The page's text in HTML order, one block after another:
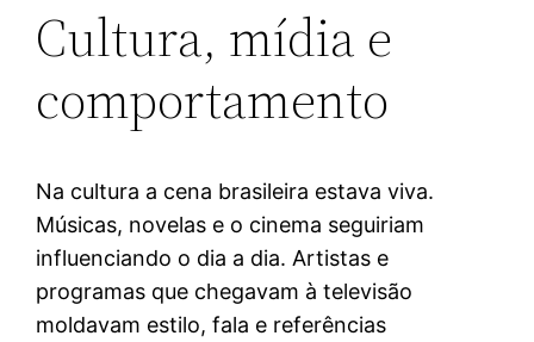
Cultura, mídia e
comportamento
Na cultura a cena brasileira estava viva.
Músicas, novelas e o cinema seguiriam
influenciando o dia a dia. Artistas e
programas que chegavam à televisão
moldavam estilo, fala e referências